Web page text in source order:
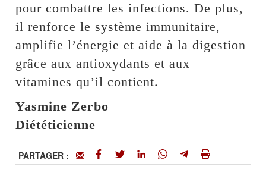
pour combattre les infections. De plus,
il renforce le système immunitaire,
amplifie l’énergie et aide à la digestion
grâce aux antioxydants et aux
vitamines qu’il contient.
Yasmine Zerbo
Diététicienne
PARTAGER :